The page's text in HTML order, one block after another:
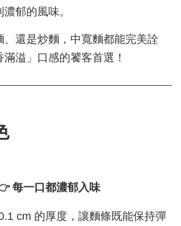
郁的風味。
、還是炒麵，中寬麵都能完美詮
溢」口感的饕客首選！
每一口都濃郁入味
cm 的厚度，讓麵條既能保持彈